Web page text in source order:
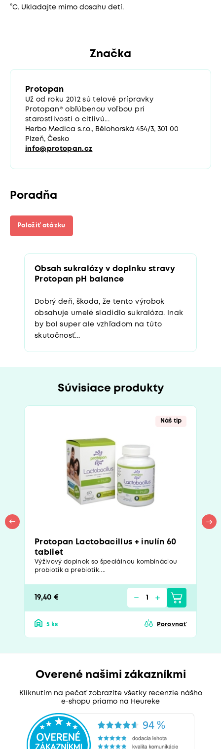
°C. Ukladajte mimo dosahu detí.
Značka
Protopan
Už od roku 2012 sú telové prípravky
Protopan® obľúbenou voľbou pri
starostlivosti o citlivú...
Herbo Medica s.r.o., Bělohorská 454/3, 301 00
Plzeň, Česko
info@protopan.cz
Poradňa
Položiť otázku
Obsah sukralózy v doplnku stravy
Protopan pH balance
Dobrý deň, škoda, že tento výrobok
obsahuje umelé sladidlo sukralóza. Inak
by bol super ale vzhľadom na túto
skutočnosť...
Súvisiace produkty
Náš tip
Protopan Lactobacillus + inulín 60
tabliet
Výživový doplnok so špeciálnou kombináciou
probiotík a prebiotík....
19,40 €
5 ks Porovnať
Overené našimi zákazníkmi
Kliknutím na pečať zobrazíte všetky recenzie nášho
e-shopu priamo na Heureke